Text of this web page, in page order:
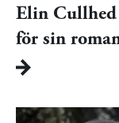
Elin
för sin